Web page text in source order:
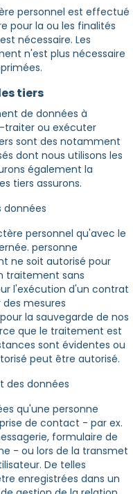
personnel est effectué
pour la ou les finalités
nécessaire. Les
n'est plus nécessaire
tiers
de données à
traiter ou exécuter
sont des notamment
dont nous utilisons les
également la
tiers assurons.
données
personnel qu'avec le
personne
ne soit autorisé pour
traitement sans
l'exécution d'un contrat
mesures
la sauvegarde de nos
que le traitement est
sont évidentes ou
peut être autorisé.
des données
qu'une personne
de contact - par ex.
formulaire de
- ou lors de la transmet
De telles
enregistrées dans un